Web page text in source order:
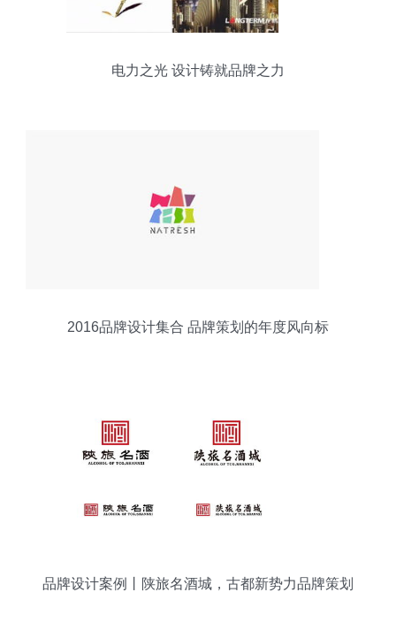
电力之光 设计铸就品牌之力
2016品牌设计集合 品牌策划的年度风向标
品牌设计案例丨陕旅名酒城，古都新势力品牌策划